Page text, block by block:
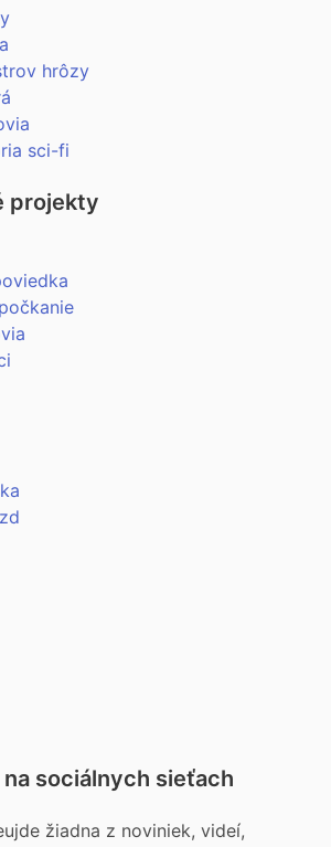
hrôzy
sci-fi
projekty
na sociálnych sieťach
žiadna z noviniek, videí,